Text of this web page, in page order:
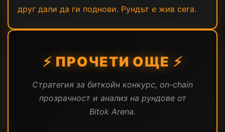
друг дали да ги поднови. Рундът е жив сега.
⚡ ПРОЧЕТИ ОЩЕ ⚡
Стратегия за биткойн конкурс, on-chain
прозрачност и анализ на рундове от
Bitok Arena.